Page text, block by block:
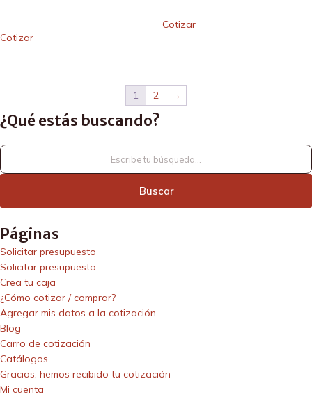
Cotizar
Cotizar
1 2 →
¿Qué estás buscando?
¿Qué
estás
Páginas
Solicitar presupuesto
Solicitar presupuesto
Crea tu caja
¿Cómo cotizar / comprar?
Agregar mis datos a la cotización
Blog
Carro de cotización
Catálogos
Gracias, hemos recibido tu cotización
Mi cuenta